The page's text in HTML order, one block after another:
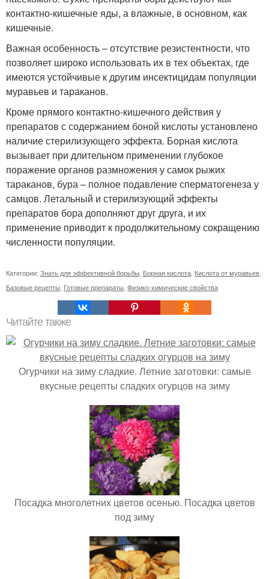
контактно-кишечные яды, а влажные, в основном, как
кишечные.
Важная особенность – отсутствие резистентности, что
позволяет широко использовать их в тех объектах, где
имеются устойчивые к другим инсектицидам популяции
муравьев и тараканов.
Кроме прямого контактно-кишечного действия у
препаратов с содержанием боной кислоты установлено
наличие стерилизующего эффекта. Борная кислота
вызывает при длительном применении глубокое
поражение органов размножения у самок рыжих
тараканов, бура – полное подавление сперматогенеза у
самцов. Летальный и стерилизующий эффекты
препаратов бора дополняют друг друга, и их
применение приводит к продолжительному сокращению
численности популяции.
Категории: Знать для эффективной борьбы Борная кислота Кислота от муравьев
Базовые рецепты Готовые препараты Физико-химические свойства
Читайте также
Огурчики на зиму сладкие. Летние заготовки: самые
вкусные рецепты сладких огурцов на зиму
Посадка многолетних цветов осенью. Посадка цветов
под зиму